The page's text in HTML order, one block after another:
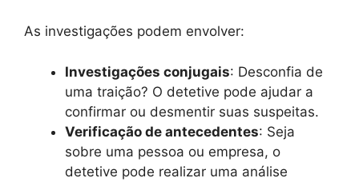
As investigações podem envolver:
Investigações conjugais: Desconfia de
uma traição? O detetive pode ajudar a
confirmar ou desmentir suas suspeitas.
Verificação de antecedentes: Seja
sobre uma pessoa ou empresa, o
detetive pode realizar uma análise